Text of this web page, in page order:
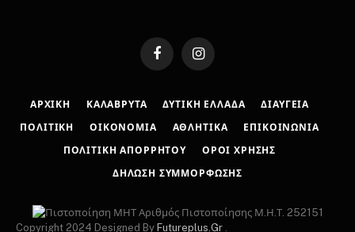
FacebookInstagram
ΑΡΧΙΚΉ ΚΑΛΆΒΡΥΤΑ ΔΥΤΙΚΉ ΕΛΛΆΔΑ ΔΙΑΎΓΕΙΑ
ΠΟΛΙΤΙΚΉ ΟΙΚΟΝΟΜΊΑ ΑΘΛΗΤΙΚΆ ΕΠΙΚΟΙΝΩΝΊΑ
ΠΟΛΙΤΙΚΉ ΑΠΟΡΡΉΤΟΥ ΌΡΟΙ ΧΡΉΣΗΣ
ΔΉΛΩΣΗ ΣΥΜΜΌΡΦΩΣΗΣ
Αριθμός Πιστοποίησης Μ.Η.Τ. 252151
Copyright 2024 Designed By Futureplus.Gr